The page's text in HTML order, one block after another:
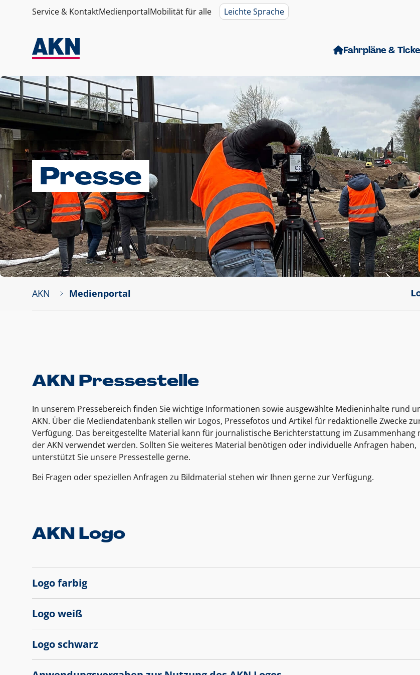
Service & KontaktMedienportalMobilität für alle Leichte Sprache
Fahrpläne &
Presse
AKN Medienportal
AKN Pressestelle
In unserem Pressebereich finden Sie wichtige Informationen sowie ausgewählte Medieninhalte rund
AKN. Über die Mediendatenbank stellen wir Logos, Pressefotos und Artikel für redaktionelle Zwecke
Verfügung. Das bereitgestellte Material kann für journalistische Berichterstattung im Zusammenhang
der AKN verwendet werden. Sollten Sie weiteres Material benötigen oder individuelle Anfragen haben,
unterstützt Sie unsere Pressestelle gerne.
Bei Fragen oder speziellen Anfragen zu Bildmaterial stehen wir Ihnen gerne zur Verfügung.
AKN Logo
Logo farbig
Logo weiß
Logo schwarz